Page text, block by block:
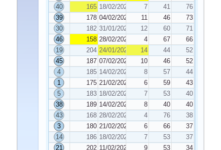
40
165 18/02/2025 7 41
76
39
178 04/02/2025 11 46
73
30
182 31/01/2025 12 60
71
46
158 28/02/2025 4 67
66
19
204 24/01/2025 14 44
52
45
187 07/02/2025 10 46
52
4
185 14/02/2025 8 57
44
1
175 21/02/2025 6 59
43
5
183 18/02/2025 7 53
40
38
189 14/02/2025 8 40
40
43
168 28/02/2025 4 76
38
3
180 21/02/2025 6 66
37
14
186 18/02/2025 7 53
37
21
202 11/02/2025 9 53
34